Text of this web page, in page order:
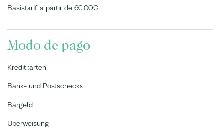
Basistarif a partir de 60.00€
Modo de pago
Kreditkarten
Bank- und Postschecks
Bargeld
Überweisung